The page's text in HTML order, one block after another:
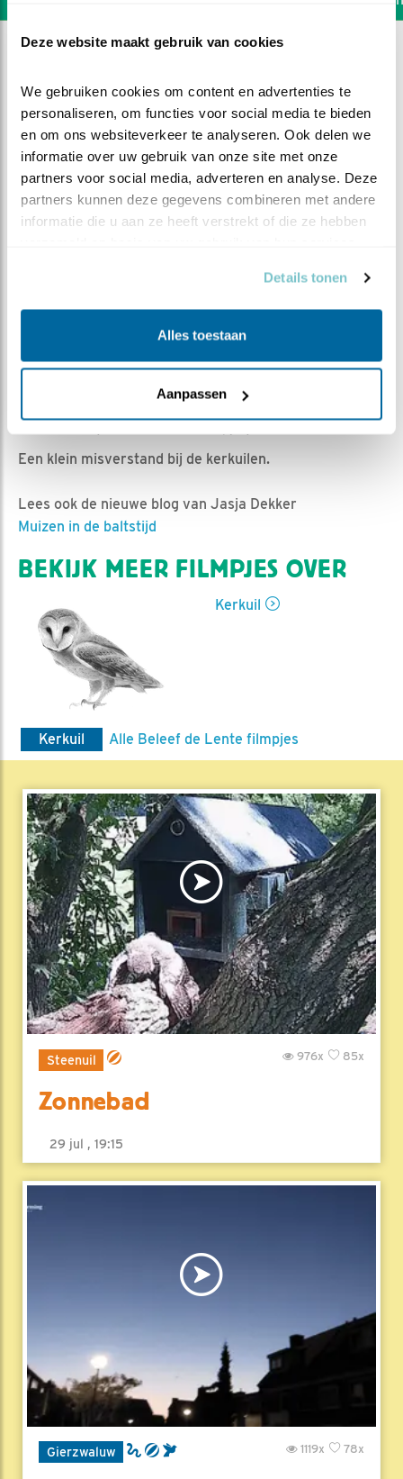
Deze website maakt gebruik van cookies
We gebruiken cookies om content en advertenties te
personaliseren, om functies voor social media te bieden
en om ons websiteverkeer te analyseren. Ook delen we
informatie over uw gebruik van onze site met onze
partners voor social media, adverteren en analyse. Deze
partners kunnen deze gegevens combineren met andere
informatie die u aan ze heeft verstrekt of die ze hebben
Details tonen
Alles toestaan
Aanpassen
Kleine onenigheid
Ed Hoogkamer | Geplaatst op 7 maart 2025, 10:07 |
Een klein misverstand bij de kerkuilen.
Lees ook de nieuwe blog van Jasja Dekker
Muizen in de baltstijd
BEKIJK MEER FILMPJES OVER
Kerkuil
Kerkuil Alle Beleef de Lente filmpjes
Steenuil 85x
976x
Zonnebad
29 jul , 19:15
Gierzwaluw 78x
1119x